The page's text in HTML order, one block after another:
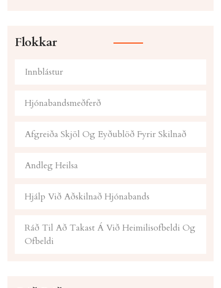
Flokkar
Innblástur
Hjónabandsmeðferð
Afgreiða Skjöl Og Eyðublöð Fyrir Skilnað
Andleg Heilsa
Hjálp Við Aðskilnað Hjónabands
Ráð Til Að Takast Á Við Heimilisofbeldi Og
Ofbeldi